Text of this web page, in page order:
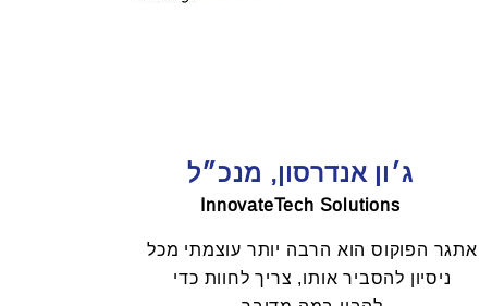
ג׳ון אנדרסון, מנכ״ל
InnovateTech Solutions
אתגר הפוקוס הוא הרבה יותר עוצמתי מכל
ניסיון להסביר אותו, צריך לחוות כדי